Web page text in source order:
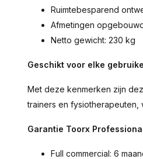
Ruimtebesparend
Afmetingen
Netto gewicht: 230 kg
Geschikt voor elke
Met deze kenmerken zijn
trainers en fysiotherapeuten,
Garantie Toorx
Full commercial: 6